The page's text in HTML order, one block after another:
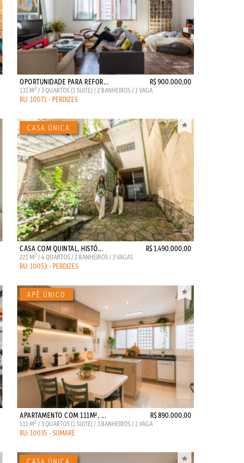
OPORTUNIDADE PARA REFOR... R$ 900.000,00
131 M2 / 3 QUARTOS (1 SUITE) / 2 BANHEIROS / 1 VAGA
RU: 10071 - PERDIZES
CASA COM QUINTAL, HISTÓ... R$ 1.490.000,00
221 M2 / 4 QUARTOS / 2 BANHEIROS / 3 VAGAS
RU: 10053 - PERDIZES
APARTAMENTO COM 111M², ... R$ 890.000,00
111 M2 / 3 QUARTOS (1 SUITE) / 3 BANHEIROS / 1 VAGA
RU: 10035 - SUMARÉ